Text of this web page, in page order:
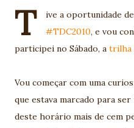
T
ive a oportunidade
#TDC2010, e vou
participei no Sábado, a trilha
Vou começar com uma
que estava marcado para
deste horário mais de cem